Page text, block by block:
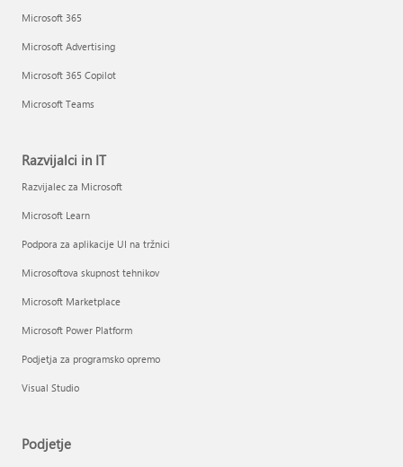
Microsoft 365
Microsoft Advertising
Microsoft 365 Copilot
Microsoft Teams
Razvijalci in IT
Razvijalec za Microsoft
Microsoft Learn
Podpora za aplikacije UI na tržnici
Microsoftova skupnost tehnikov
Microsoft Marketplace
Microsoft Power Platform
Podjetja za programsko opremo
Visual Studio
Podjetje